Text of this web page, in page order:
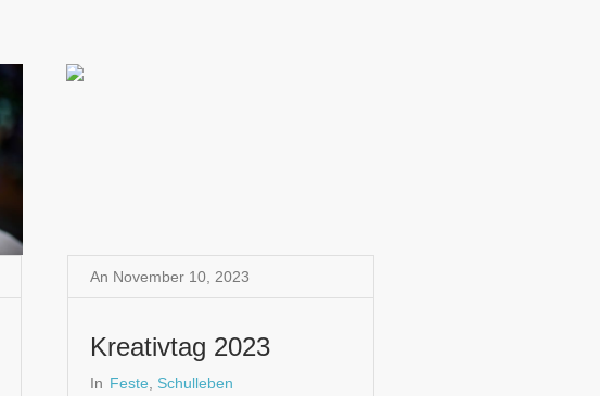
An November 10, 2023
Kreativtag 2023
In Feste, Schulleben